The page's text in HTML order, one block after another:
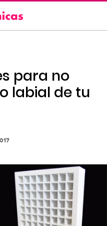
para no
labial de tu